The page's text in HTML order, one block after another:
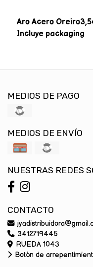
Aro Acero
Incluye packaging
MEDIOS DE PAGO
MEDIOS DE ENVÍO
NUESTRAS REDES
CONTACTO
3412719445
RUEDA 1043
Botón de